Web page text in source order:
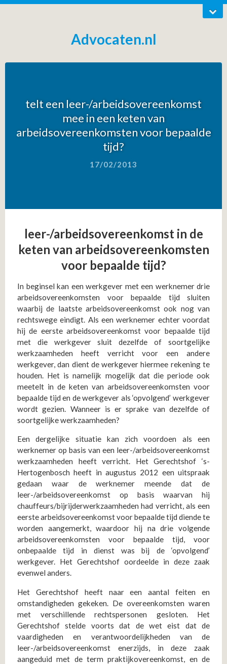
Advocaten.nl
telt een leer-/arbeidsovereenkomst
mee in een keten van
arbeidsovereenkomsten voor bepaalde
tijd?
17/02/2013
leer-/arbeidsovereenkomst in de
keten van arbeidsovereenkomsten
voor bepaalde tijd?
In beginsel kan een werkgever met een werknemer drie
arbeidsovereenkomsten voor bepaalde tijd sluiten
waarbij de laatste arbeidsovereenkomst ook nog van
rechtswege eindigt. Als een werknemer echter voordat
hij de eerste arbeidsovereenkomst voor bepaalde tijd
met die werkgever sluit dezelfde of soortgelijke
werkzaamheden heeft verricht voor een andere
werkgever, dan dient de werkgever hiermee rekening te
houden. Het is namelijk mogelijk dat die periode ook
meetelt in de keten van arbeidsovereenkomsten voor
bepaalde tijd en de werkgever als ‘opvolgend’ werkgever
wordt gezien. Wanneer is er sprake van dezelfde of
soortgelijke werkzaamheden?
Een dergelijke situatie kan zich voordoen als een
werknemer op basis van een leer-/arbeidsovereenkomst
werkzaamheden heeft verricht. Het Gerechtshof ‘s-
Hertogenbosch heeft in augustus 2012 een uitspraak
gedaan waar de werknemer meende dat de
leer-/arbeidsovereenkomst op basis waarvan hij
chauffeurs/bijrijderwerkzaamheden had verricht, als een
eerste arbeidsovereenkomst voor bepaalde tijd diende te
worden aangemerkt, waardoor hij na drie volgende
arbeidsovereenkomsten voor bepaalde tijd, voor
onbepaalde tijd in dienst was bij de ‘opvolgend’
werkgever. Het Gerechtshof oordeelde in deze zaak
evenwel anders.
Het Gerechtshof heeft naar een aantal feiten en
omstandigheden gekeken. De overeenkomsten waren
met verschillende rechtspersonen gesloten. Het
Gerechtshof stelde voorts dat de wet eist dat de
vaardigheden en verantwoordelijkheden van de
leer-/arbeidsovereenkomst enerzijds, in deze zaak
aangeduid met de term praktijkovereenkomst, en de